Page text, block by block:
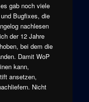
gab noch viele
Bugfixes, die
nachlesen
der 12 Jahre
bei dem die
Damit WoP
kann,
ansetzen,
Nicht